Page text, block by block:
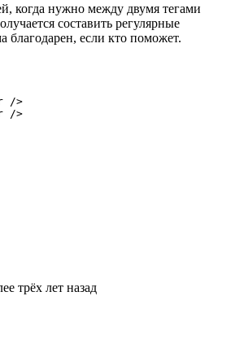
когда нужно между двумя тегами
составить регулярные
благодарен, если кто поможет.
трёх лет назад